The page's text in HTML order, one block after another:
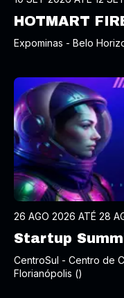
HOTMART
Expominas - Belo
26 AGO 2026 ATÉ 28
Startup
CentroSul - Centro de
Florianópolis ()